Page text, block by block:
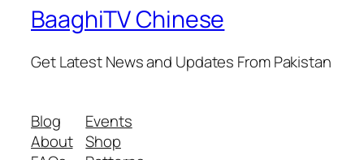
BaaghiTV Chinese
Get Latest News and Updates From Pakistan
Blog
About
Events
Shop